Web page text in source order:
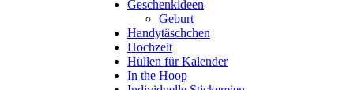
Geschenkideen
Geburt
Handytäschchen
Hochzeit
Hüllen für Kalender
In the Hoop